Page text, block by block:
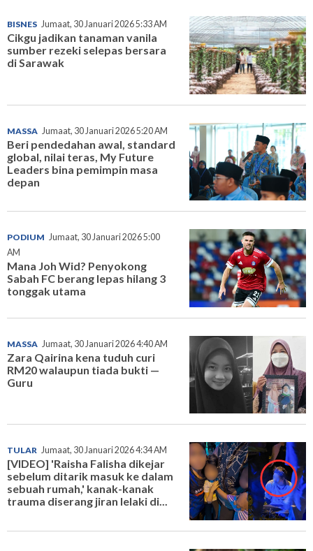
BISNES Jumaat, 30 Januari 2026 5:33 AM
Cikgu jadikan tanaman vanila
sumber rezeki selepas bersara
di Sarawak
MASSA Jumaat, 30 Januari 2026 5:20 AM
Beri pendedahan awal, standard
global, nilai teras, My Future
Leaders bina pemimpin masa
depan
PODIUM Jumaat, 30 Januari 2026 5:00
AM
Mana Joh Wid? Penyokong
Sabah FC berang lepas hilang 3
tonggak utama
MASSA Jumaat, 30 Januari 2026 4:40 AM
Zara Qairina kena tuduh curi
RM20 walaupun tiada bukti —
Guru
TULAR Jumaat, 30 Januari 2026 4:34 AM
[VIDEO] 'Raisha Falisha dikejar
sebelum ditarik masuk ke dalam
sebuah rumah,' kanak-kanak
trauma diserang jiran lelaki di...